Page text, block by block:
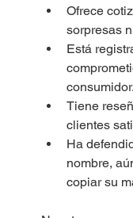
Ofrece
sorpresas
Está
consumidor.
Tiene
clientes
Ha
nombre,
copiar su